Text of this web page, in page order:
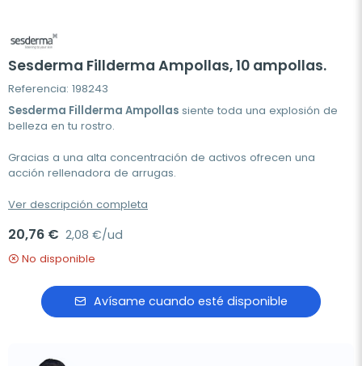
Sesderma Fillderma Ampollas, 10 ampollas.
Referencia: 198243
Sesderma Fillderma Ampollas siente toda una explosión de
belleza en tu rostro.
Gracias a una alta concentración de activos ofrecen una
acción rellenadora de arrugas.
Ver descripción completa
20,76 € 2,08 €/ud
No disponible
Avísame cuando esté disponible